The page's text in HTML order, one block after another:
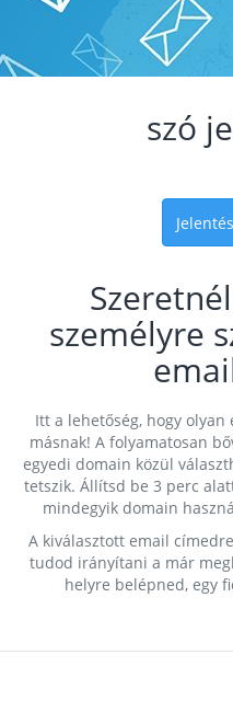
szó
személyre
Itt a lehetőség, hogy
másnak! A folyamatosan
egyedi domain közül
tetszik. Állítsd be 3 perc
mindegyik domain
A kiválasztott email
tudod irányítani a már
helyre belépned, egy